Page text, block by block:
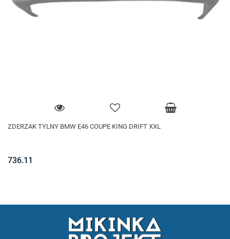
ZDERZAK TYLNY BMW E46 COUPE KING DRIFT XXL
736.11